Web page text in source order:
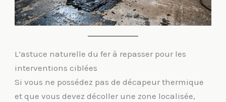
L’astuce naturelle du fer à repasser pour les
interventions ciblées
Si vous ne possédez pas de décapeur thermique
et que vous devez décoller une zone localisée,